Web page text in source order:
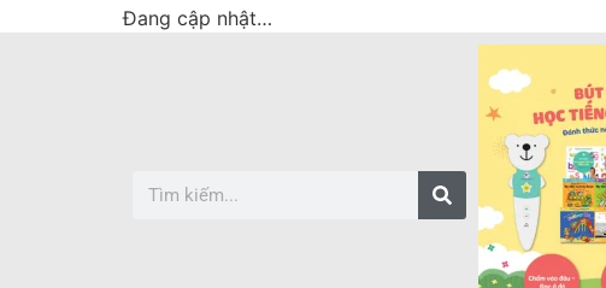
Đang cập nhật…